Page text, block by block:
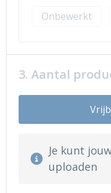
Onbewerkt
3. Aantal
Je kunt
uploaden